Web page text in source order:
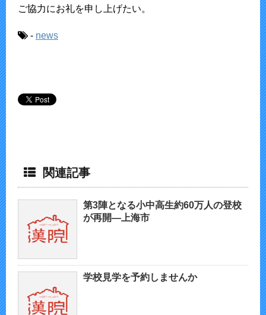
ご協力にお礼を申し上げたい。
- news
関連記事
第3陣となる小中高生約60万人の登校
が再開—上海市
学校見学を予約しませんか